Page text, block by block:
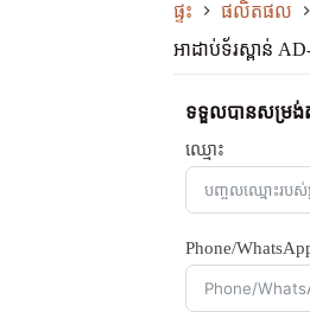
ផ្ទះ ផលិតផល
អាដាប់ទ័រស្ពាន់
ទទួលបានសម្រង់
ឈ្មោះ
Phone/